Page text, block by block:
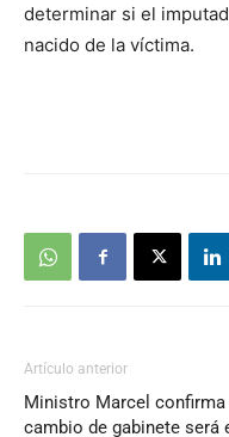
determinar si el
nacido de la víctima.
Artículo anterior
Ministro Marcel confirma
cambio de gabinete será